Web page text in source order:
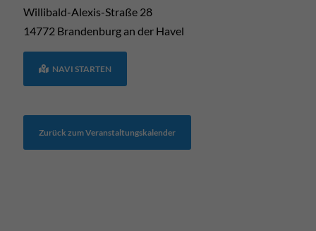
Willibald-Alexis-Straße 28
14772 Brandenburg an der Havel
NAVI STARTEN
Zurück zum Veranstaltungskalender